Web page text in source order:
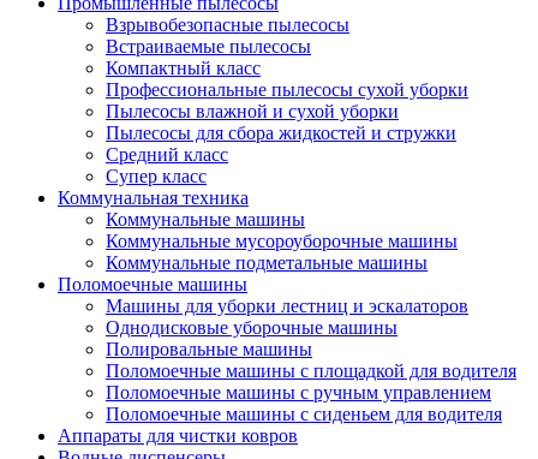
Взрывобезопасные пылесосы
Встраиваемые пылесосы
Компактный класс
Профессиональные пылесосы сухой уборки
Пылесосы влажной и сухой уборки
Пылесосы для сбора жидкостей и стружки
Средний класс
Супер класс
Коммунальная техника
Коммунальные машины
Коммунальные мусороуборочные машины
Коммунальные подметальные машины
Поломоечные машины
Машины для уборки лестниц и эскалаторов
Однодисковые уборочные машины
Полировальные машины
Поломоечные машины с площадкой для водителя
Поломоечные машины с ручным управлением
Поломоечные машины с сиденьем для водителя
Аппараты для чистки ковров